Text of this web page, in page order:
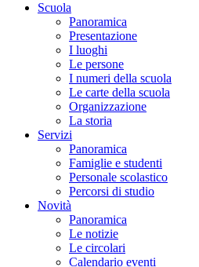
Scuola
Panoramica
Presentazione
I luoghi
Le persone
I numeri della scuola
Le carte della scuola
Organizzazione
La storia
Servizi
Panoramica
Famiglie e studenti
Personale scolastico
Percorsi di studio
Novità
Panoramica
Le notizie
Le circolari
Calendario eventi